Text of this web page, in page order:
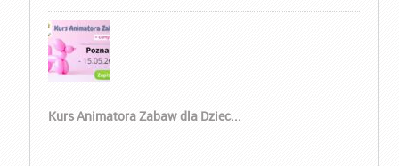
Kurs Animatora Zabaw dla Dziec...